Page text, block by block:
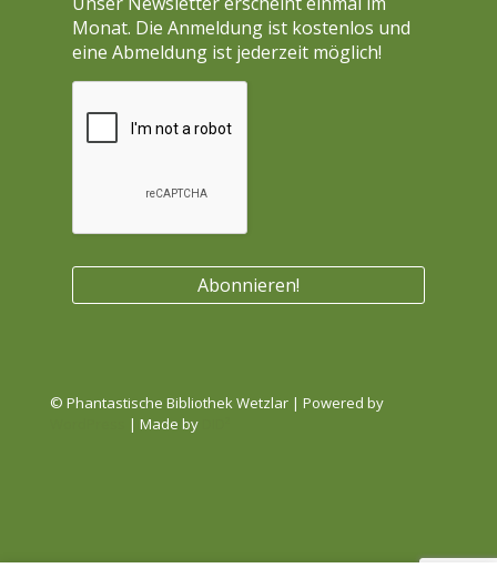
Monat. Die Anmeldung ist kostenlos und
eine Abmeldung ist jederzeit möglich!
© Phantastische Bibliothek Wetzlar | Powered by
| Made by